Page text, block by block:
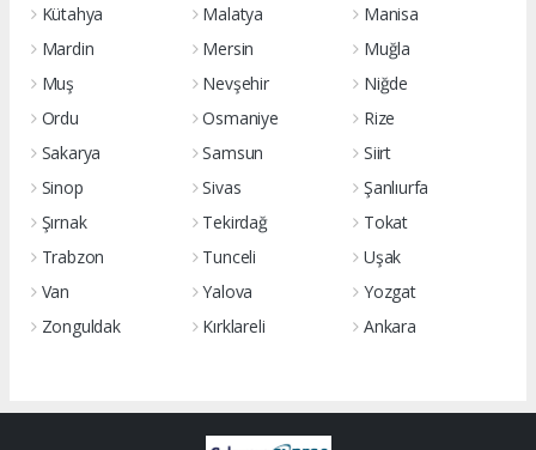
Kütahya
Malatya
Manisa
Mardin
Mersin
Muğla
Muş
Nevşehir
Niğde
Ordu
Osmaniye
Rize
Sakarya
Samsun
Siirt
Sinop
Sivas
Şanlıurfa
Şırnak
Tekirdağ
Tokat
Trabzon
Tunceli
Uşak
Van
Yalova
Yozgat
Zonguldak
Kırklareli Ankara